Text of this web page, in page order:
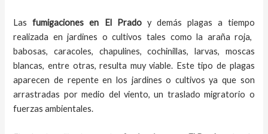
Las fumigacionesen El Prado y demás plagas a tiempo
realizada en jardines o cultivos tales como la araña roja,
babosas, caracoles, chapulines, cochinillas, larvas, moscas
blancas, entre otras, resulta muy viable. Este tipo de plagas
aparecen de repente en los jardines o cultivos ya que son
arrastradas por medio del viento, un traslado migratorio o
fuerzas ambientales.